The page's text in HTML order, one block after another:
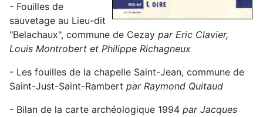
- Fouilles de
sauvetage au Lieu-dit
"Belachaux", commune de Cezay par Eric Clavier,
Louis Montrobert et Philippe Richagneux
- Les fouilles de la chapelle Saint-Jean, commune de
Saint-Just-Saint-Rambert par Raymond Quitaud
- Bilan de la carte archéologique 1994 par Jacques